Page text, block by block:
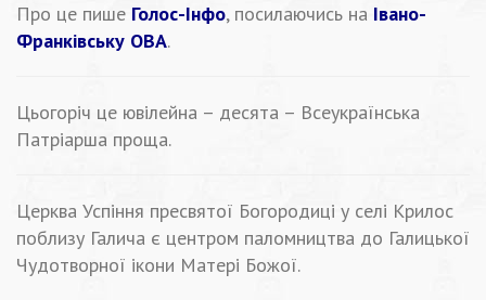
Про це пише Голос-Інфо, посилаючись на Івано-
Франківську ОВА.
Цьогоріч це ювілейна – десята – Всеукраїнська
Патріарша проща.
Церква Успіння пресвятої Богородиці у селі Крилос
поблизу Галича є центром паломництва до Галицької
Чудотворної ікони Матері Божої.